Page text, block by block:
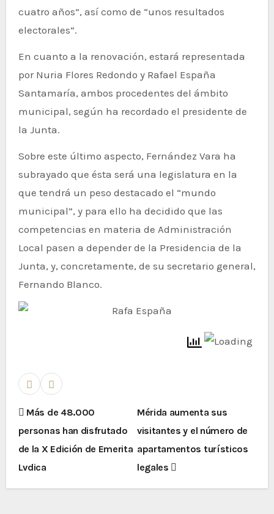
cuatro años”, así como de “unos resultados
electorales”.
En cuanto a la renovación, estará representada
por Nuria Flores Redondo y Rafael España
Santamaría, ambos procedentes del ámbito
municipal, según ha recordado el presidente de
la Junta.
Sobre este último aspecto, Fernández Vara ha
subrayado que ésta será una legislatura en la
que tendrá un peso destacado el “mundo
municipal”, y para ello ha decidido que las
competencias en materia de Administración
Local pasen a depender de la Presidencia de la
Junta, y, concretamente, de su secretario general,
Fernando Blanco.
Más de 48.000
personas han disfrutado
de la X Edición de Emerita
Lvdica
Mérida aumenta sus
visitantes y el número de
apartamentos turísticos
legales